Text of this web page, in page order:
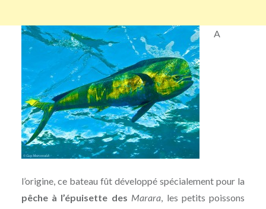
A
l’origine, ce bateau fût développé spécialement pour la
pêche à l’épuisette des Marara, les petits poissons